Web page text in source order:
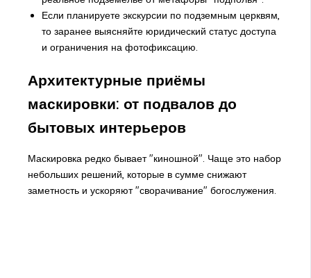
Если планируете экскурсии по подземным церквям,
то заранее выясняйте юридический статус доступа
и ограничения на фотофиксацию.
Архитектурные приёмы
маскировки: от подвалов до
бытовых интерьеров
Маскировка редко бывает "киношной". Чаще это набор
небольших решений, которые в сумме снижают
заметность и ускоряют "сворачивание" богослужения.